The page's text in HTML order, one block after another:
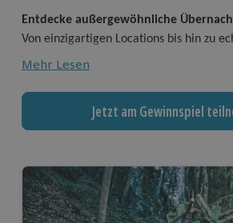
Entdecke außergewöhnliche
Von einzigartigen Locations bis hin zu
finde dein nächstes Erlebnis unter den
Gewinne ein exklusives Abenteuer mit
und Einblicken in das Raketenprojekt.
Mehr Lesen
Jetzt am Gewinnspiel